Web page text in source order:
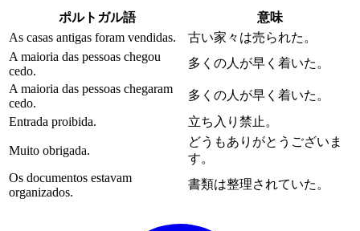
ポルトガル語
意味
As casas antigas foram vendidas.
古い家々は売られた。
A maioria das pessoas chegou
cedo.
多くの人が早く着いた。
A maioria das pessoas chegaram
cedo.
多くの人が早く着いた。
Entrada proibida.
立ち入り禁止。
Muito obrigada.
どうもありがとうございま
す。
Os documentos estavam
organizados.
書類は整理されていた。